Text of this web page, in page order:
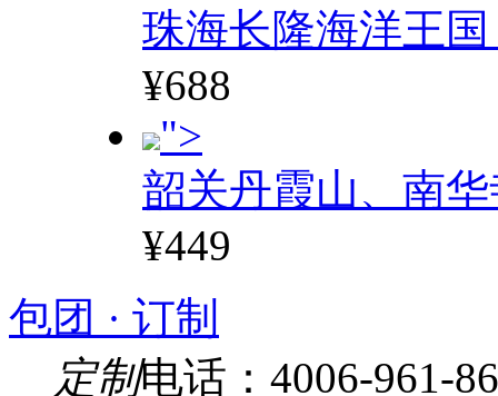
珠海长隆海洋王
¥688
">
韶关丹霞山、南
¥449
包团 · 订制
定制电话：4006-961-